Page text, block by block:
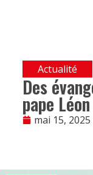
Actualité
Des
pape
mai 15, 2025